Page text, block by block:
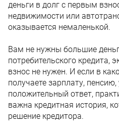
деньги в долг с первым
недвижимости или
оказывается немаленькой.
Вам не нужны большие
потребительского кредита,
взнос не нужен. И если в
получаете зарплату, пенсию,
положительный ответ,
важна кредитная история,
решение кредитора.